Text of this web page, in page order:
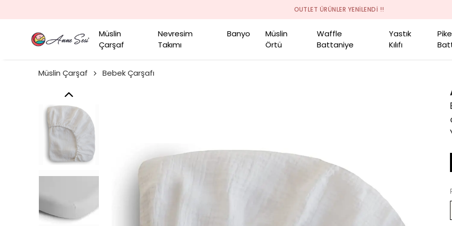
OUTLET ÜRÜNLER YENİLENDİ !!
Müslin
Çarşaf
Nevresim
Takımı
Banyo
Müslin
Örtü
Waffle
Battaniye
Yastık
Kılıfı
Müslin Çarşaf Bebek Çarşafı